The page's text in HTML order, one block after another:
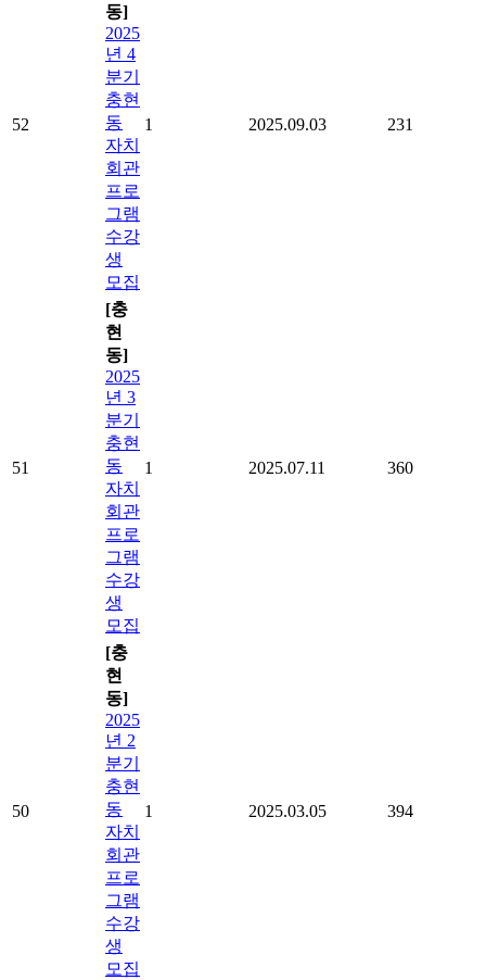
52
동]
2025
년 4
분기
충현
동
자치
회관
프로
그램
수강
생
모집
1 2025.09.03 231
51
[충
현
동]
2025
년 3
분기
충현
동
자치
회관
프로
그램
수강
생
모집
1 2025.07.11 360
50
[충
현
동]
2025
년 2
분기
충현
동
자치
회관
프로
그램
수강
생
모집
1 2025.03.05 394